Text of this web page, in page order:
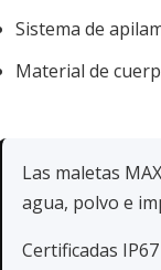
Sistema de
Material de
Las maletas
agua, polvo e
Certificadas